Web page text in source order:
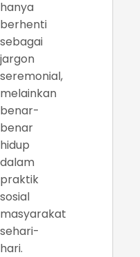
hanya
berhenti
sebagai
jargon
seremonial,
melainkan
benar-
benar
hidup
dalam
praktik
sosial
masyarakat
sehari-
hari.